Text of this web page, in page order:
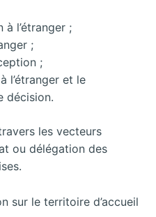
l’étranger ;
;
;
l’étranger et le
décision.
les vecteurs
ou délégation des
sur le territoire d’accueil